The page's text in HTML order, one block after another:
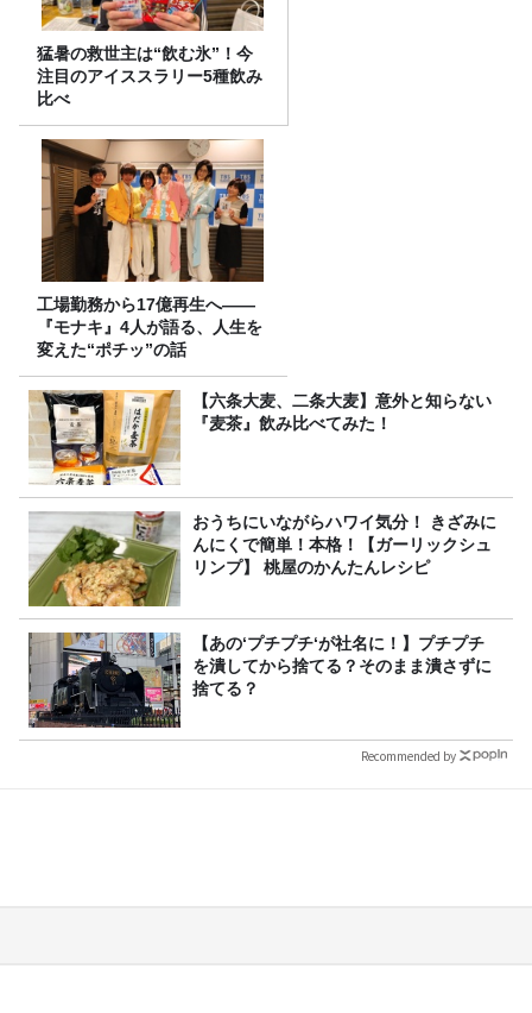
猛暑の救世主は“飲む氷”！今
注目のアイススラリー5種飲み
比べ
工場勤務から17億再生へ——
『モナキ』4人が語る、人生を
変えた“ポチッ”の話
【六条大麦、二条大麦】意外と知らない
『麦茶』飲み比べてみた！
おうちにいながらハワイ気分！ きざみに
んにくで簡単！本格！【ガーリックシュ
リンプ】 桃屋のかんたんレシピ
【あの‘プチプチ‘が社名に！】プチプチ
を潰してから捨てる？そのまま潰さずに
捨てる？
Recommended by